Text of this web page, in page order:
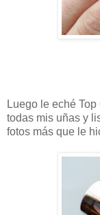
Luego le eché
todas mis uñas y
fotos más que le